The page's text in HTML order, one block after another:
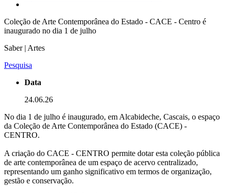
Coleção de Arte Contemporânea do Estado - CACE - Centro é
inaugurado no dia 1 de julho
Saber | Artes
Pesquisa
Data
24.06.26
No dia 1 de julho é inaugurado, em Alcabideche, Cascais, o espaço
da Coleção de Arte Contemporânea do Estado (CACE) -
CENTRO.
A criação do CACE - CENTRO permite dotar esta coleção pública
de arte contemporânea de um espaço de acervo centralizado,
representando um ganho significativo em termos de organização,
gestão e conservação.